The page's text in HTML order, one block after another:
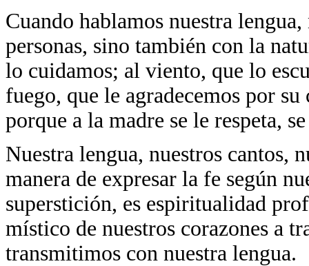
Cuando hablamos nuestra
personas, sino también con la
lo cuidamos; al viento, que lo
fuego, que le agradecemos por
porque a la madre se le respeta,
Nuestra lengua, nuestros cantos,
manera de expresar la fe según
superstición, es espiritualidad
místico de nuestros corazones a
transmitimos con nuestra lengua.